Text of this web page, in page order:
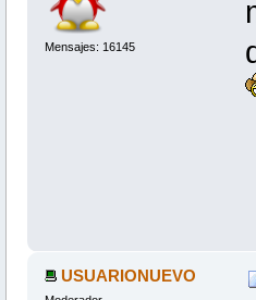
Mensajes: 16145
USUARIONUEVO